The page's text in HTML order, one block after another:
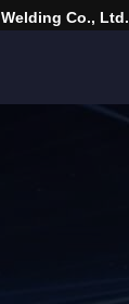
Co., Ltd.